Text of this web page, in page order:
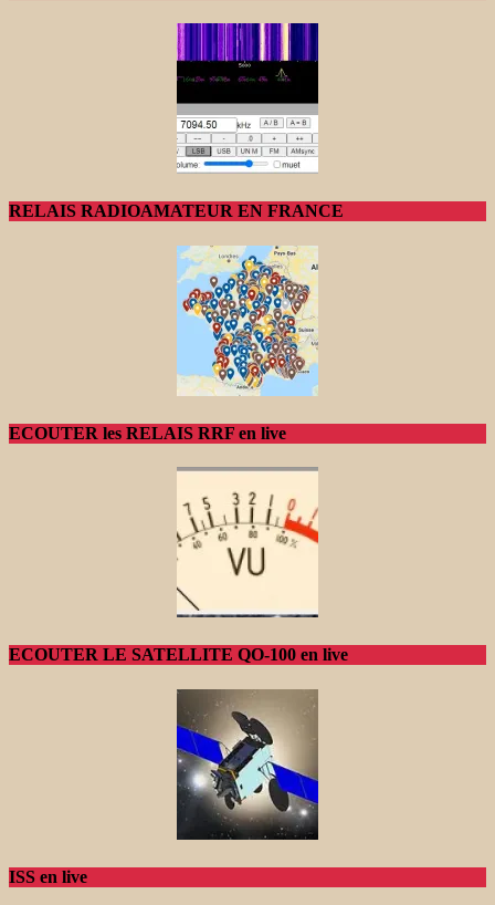
RELAIS RADIOAMATEUR EN FRANCE
ECOUTER les RELAIS RRF en live
ECOUTER LE SATELLITE QO-100 en live
ISS en live